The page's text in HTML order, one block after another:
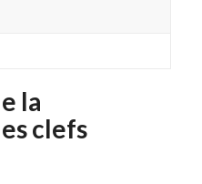
la
clefs